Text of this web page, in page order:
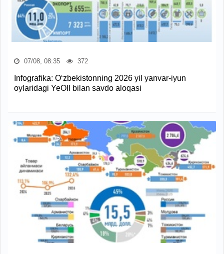
07/08, 08:35 372
Infografika: O‘zbekistonning 2026 yil yanvar-iyun
oylaridagi YeOII bilan savdo aloqasi